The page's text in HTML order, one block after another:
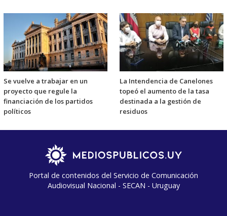
Se vuelve a trabajar en un
proyecto que regule la
financiación de los partidos
políticos
La Intendencia de Canelones
topeó el aumento de la tasa
destinada a la gestión de
residuos
Portal de contenidos del Servicio de Comunicación
Audiovisual Nacional - SECAN - Uruguay